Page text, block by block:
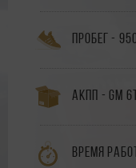
Пробег -
АКПП - GM
Время